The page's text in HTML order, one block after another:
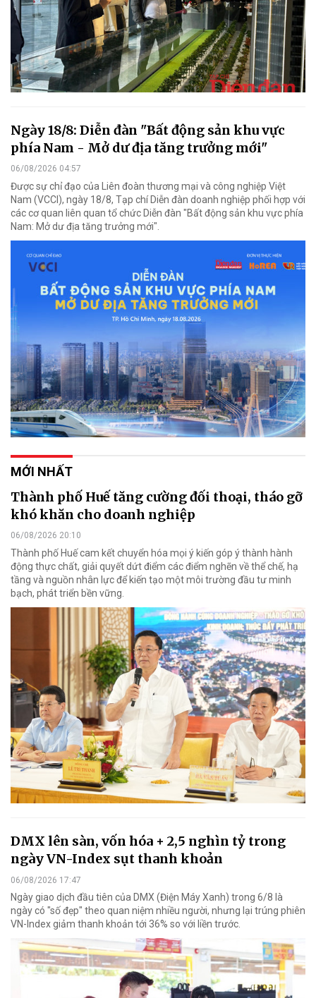
Ngày 18/8: Diễn đàn "Bất động sản khu vực
phía Nam - Mở dư địa tăng trưởng mới"
06/08/2026 04:57
Được sự chỉ đạo của Liên đoàn thương mại và công nghiệp Việt
Nam (VCCI), ngày 18/8, Tạp chí Diễn đàn doanh nghiệp phối hợp với
các cơ quan liên quan tổ chức Diễn đàn "Bất động sản khu vực phía
Nam: Mở dư địa tăng trưởng mới".
MỚI NHẤT
Thành phố Huế tăng cường đối thoại, tháo gỡ
khó khăn cho doanh nghiệp
06/08/2026 20:10
Thành phố Huế cam kết chuyển hóa mọi ý kiến góp ý thành hành
động thực chất, giải quyết dứt điểm các điểm nghẽn về thể chế, hạ
tầng và nguồn nhân lực để kiến tạo một môi trường đầu tư minh
bạch, phát triển bền vững.
DMX lên sàn, vốn hóa + 2,5 nghìn tỷ trong
ngày VN-Index sụt thanh khoản
06/08/2026 17:47
Ngày giao dịch đầu tiên của DMX (Điện Máy Xanh) trong 6/8 là
ngày có "số đẹp" theo quan niệm nhiều người, nhưng lại trúng phiên
VN-Index giảm thanh khoản tới 36% so với liền trước.